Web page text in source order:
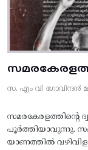
സ. എം വി ഗോവിന്ദൻ
സമരകേരളത്തിൻ്റെ
പൂർത്തിയാവുന്നു.
യാണത്തിൽ